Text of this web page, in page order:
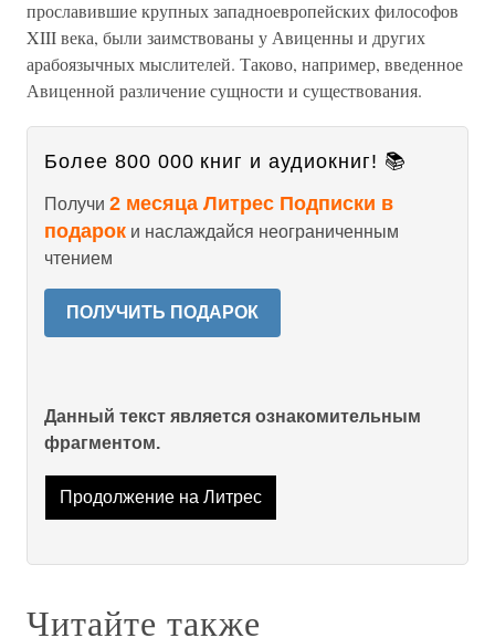
прославившие крупных западноевропейских философов
XIII века, были заимствованы у Авиценны и других
арабоязычных мыслителей. Таково, например, введенное
Авиценной различение сущности и существования.
Более 800 000 книг и аудиокниг! 📚
Получи 2 месяца Литрес Подписки в
подарок и наслаждайся неограниченным
чтением
ПОЛУЧИТЬ ПОДАРОК
Данный текст является ознакомительным
фрагментом.
Продолжение на Литрес
Читайте также